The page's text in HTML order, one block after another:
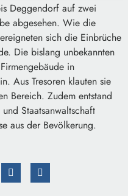
Deggendorf auf zwei
abgesehen. Wie die
sich die Einbrüche
Die bislang unbekannten
in
Aus Tresoren klauten sie
Bereich. Zudem entstand
Staatsanwaltschaft
aus der Bevölkerung.